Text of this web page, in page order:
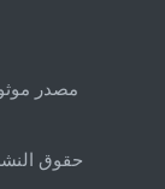
مصدر